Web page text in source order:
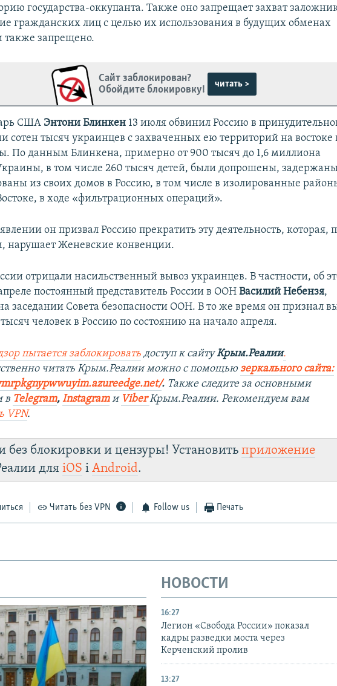
государства-оккупанта. Также оно запрещает захват
гражданских лиц с целью их использования в будущих обменах
запрещено.
Сайт заблокирован?
Обойдите блокировку!
читать >
США Энтони Блинкен 13 июля обвинил Россию в
сотен тысяч украинцев с захваченных ею территорий на востоке
По данным Блинкена, примерно от 900 тысяч до 1,6 миллиона
в том числе 260 тысяч детей, были допрошены,
из своих домов в Россию, в том числе в изолированные
в ходе «фильтрационных операций».
он призвал Россию прекратить эту деятельность, которая,
нарушает Женевские конвенции.
отрицали насильственный вывоз украинцев. В частности, об
постоянный представитель России в ООНВасилий Небензя,
заседании Совета безопасности ООН. В то же время он признал
человек в Россию по состоянию на начало апреля.
пытается заблокировать доступ к сайтуКрым.Реалии.
читать Крым.Реалии можно с помощьюзеркального сайта:
. Также следите за основными
в Telegram,Instagramи ViberКрым.Реалии. Рекомендуем вам
VPN.
без блокировки и цензуры! Установитьприложение
дляiOS іAndroid.
Читать без VPN Follow us Печать
НОВОСТИ
16:27
Легион «Свобода России» показал
кадры разведки моста через
Керченский пролив
13:27